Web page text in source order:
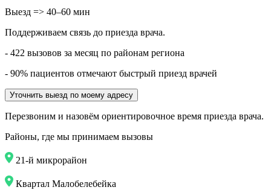
Выезд => 40–60 мин
Поддерживаем связь до приезда врача.
- 422 вызовов за месяц по районам региона
- 90% пациентов отмечают быстрый приезд врачей
Уточнить выезд по моему адресу
Перезвоним и назовём ориентировочное время приезда врача.
Районы, где мы принимаем вызовы
21-й микрорайон
Квартал Малобелебейка